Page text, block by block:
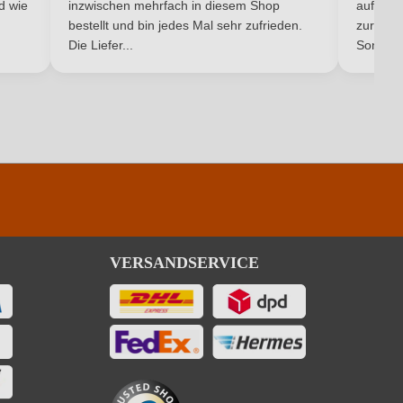
Ich habe mein Passwort vergessen
wie
inzwischen mehrfach in diesem Shop
bestellt und bin jedes Mal sehr zufrieden.
Die Liefer...
auf
zurück
Son...
VERSANDSERVICE